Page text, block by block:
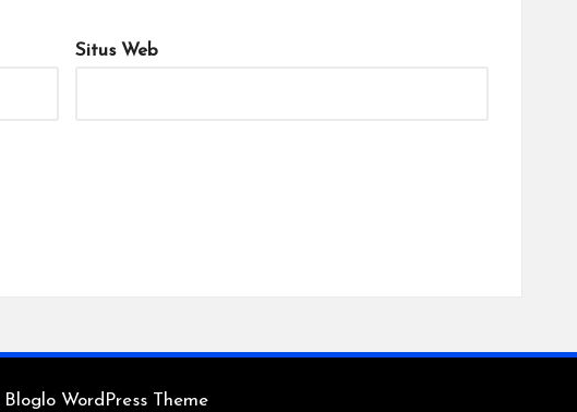
Situs Web
Bloglo WordPress Theme